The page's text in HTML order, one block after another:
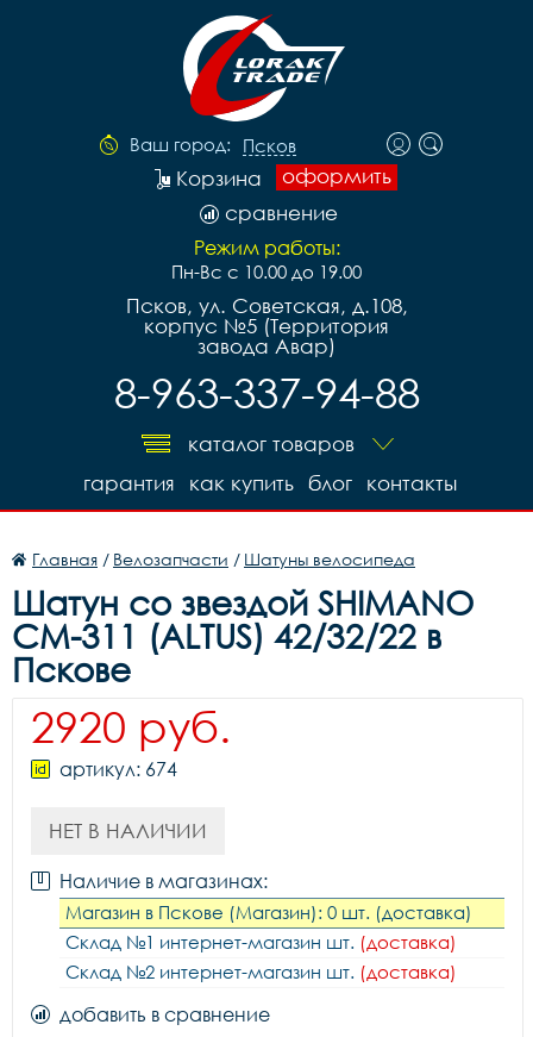
Ваш город: Псков
оформить
Корзина
сравнение
Режим работы:
Пн-Вс с 10.00 до 19.00
Псков, ул. Советская, д.108,
корпус №5 (Территория
завода Авар)
8-963-337-94-88
каталог товаров
контакты
блог
как купить
гарантия
Главная / Велозапчасти / Шатуны велосипеда
Шатун со звездой SHIMANO
CM-311 (ALTUS) 42/32/22 в
Пскове
2920 руб.
артикул: 674
НЕТ В НАЛИЧИИ
Наличие в магазинах:
Магазин в Пскове (Магазин): 0 шт. (доставка)
Склад №1 интернет-магазин шт. (доставка)
Склад №2 интернет-магазин шт. (доставка)
добавить в сравнение